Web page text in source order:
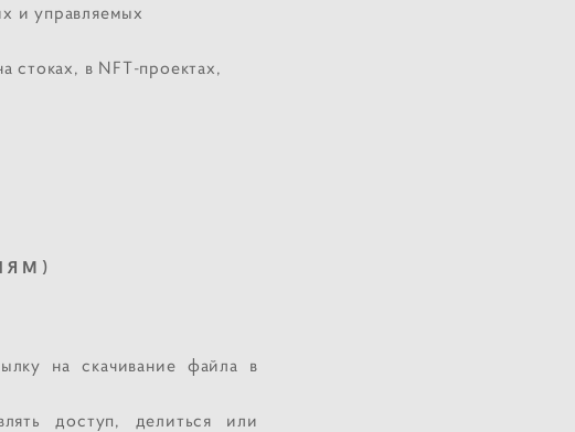
и управляемых
стоках, в NFT-проектах,
на скачивание файла в
доступ, делиться или